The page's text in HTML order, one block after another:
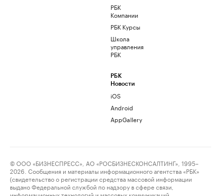
РБК
Компании
РБК Курсы
Школа
управления
РБК
РБК
Новости
iOS
Android
AppGallery
© ООО «БИЗНЕСПРЕСС», АО «РОСБИЗНЕСКОНСАЛТИНГ», 1995–
2026. Сообщения и материалы информационного агентства «РБК»
(свидетельство о регистрации средства массовой информации
выдано Федеральной службой по надзору в сфере связи,